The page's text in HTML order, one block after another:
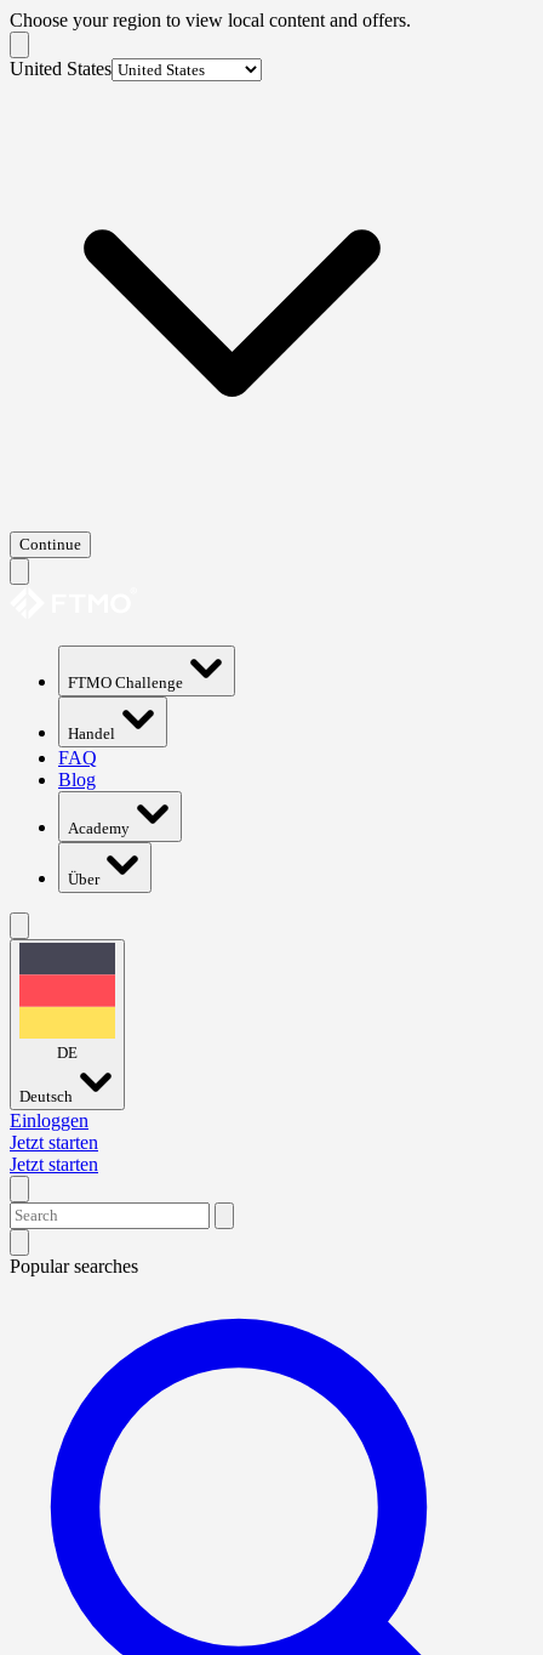
Choose your region to view local content and offers.
United States
Continue
FTMO Challenge
Handel
FAQ
Blog
Academy
Über
DE
Deutsch
Einloggen
Jetzt starten
Jetzt starten
Popular searches